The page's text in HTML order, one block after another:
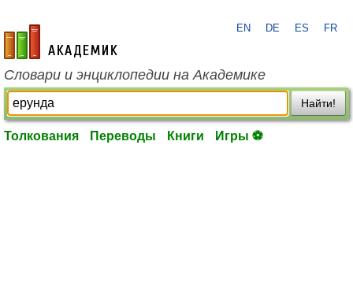
academic.ru
EN DE ES FR
Словари и энциклопедии на Академике
Найти!
Толкования Переводы Книги Игры ⚽